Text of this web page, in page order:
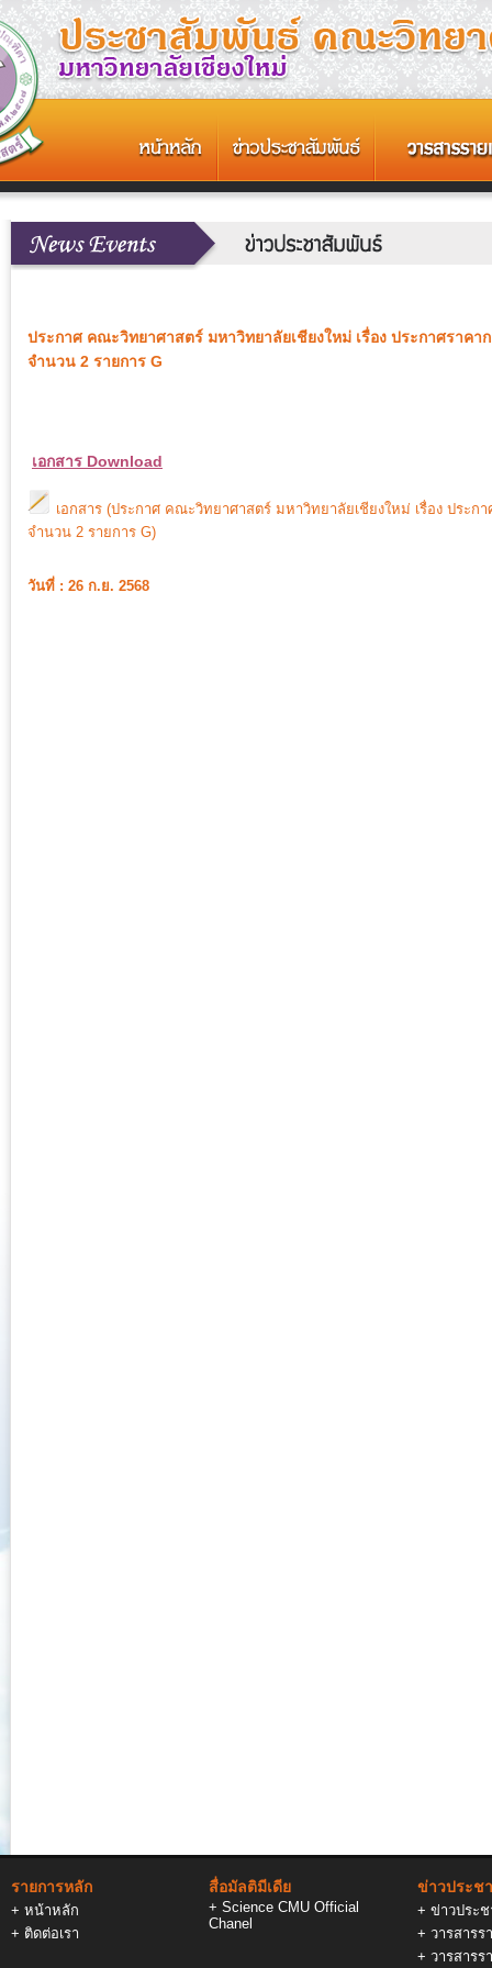
ประกาศ คณะวิทยาศาสตร์ มหาวิทยาลัยเชียงใหม่ เรื่อง ประกาศรา
จำนวน 2 รายการ G
เอกสาร Download
เอกสาร (ประกาศ คณะวิทยาศาสตร์ มหาวิทยาลัยเชียงใหม่ เรื่อง ปร
จำนวน 2 รายการ G)
วันที่ : 26 ก.ย. 2568
รายการหลัก
+ หน้าหลัก
+ ติดต่อเรา
สื่อมัลติมีเดีย
+ Science CMU Official
Chanel
ข่าวประช
+ ข่าวประ
+ วารสารร
+ วารสารร